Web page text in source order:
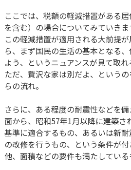
ここでは、税額の軽減措置がある
を含む）の場合についてみていきま
この軽減措置が適用される大前提
ら、まず国民の生活の基本となる
よう、というニュアンスが見て取れ
ただ、贅沢な家は別だよ、という
らの流れ。
さらに、ある程度の耐震性などを
面から、昭和57年1月以降に建築さ
基準に適合するもの、あるいは新
の改修を行うもの、という条件が付
他、面積などの要件も満たしている